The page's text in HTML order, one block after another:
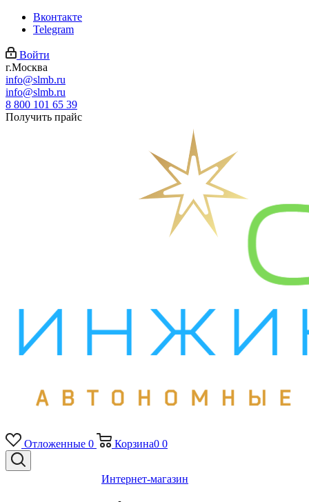
Вконтакте
Telegram
Войти
г.Москва
info@slmb.ru
info@slmb.ru
8 800 101 65 39
Получить прайс
Отложенные 0 Корзина0 0
Интернет-магазин